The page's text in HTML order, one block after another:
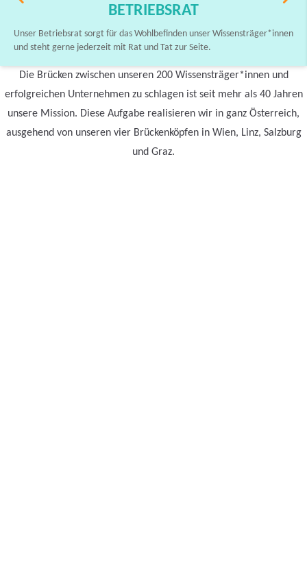
BETRIEBSRAT
Unser Betriebsrat sorgt für das Wohlbefinden unser Wissensträger*innen
und steht gerne jederzeit mit Rat und Tat zur Seite.
Die Brücken zwischen unseren 200 Wissensträger*innen und
erfolgreichen Unternehmen zu schlagen ist seit mehr als 40 Jahren
unsere Mission. Diese Aufgabe realisieren wir in ganz Österreich,
ausgehend von unseren vier Brückenköpfen in Wien, Linz, Salzburg
und Graz.